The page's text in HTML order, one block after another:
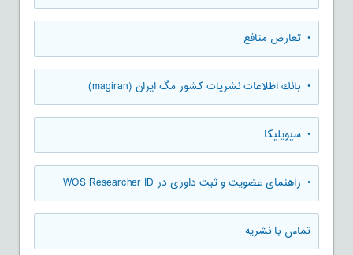
• تعارض منافع
• بانك اطلاعات نشريات كشور مگ ايران (magiran)
• سیویلیکا
• راهنمای عضویت و ثبت داوری در WOS Researcher ID
تماس با نشریه